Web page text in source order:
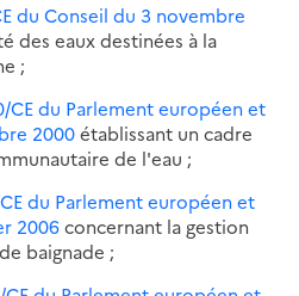
du Conseil du 3 novembre
des eaux destinées à la
;
CE du Parlement européen et
2000établissant un cadre
de l'eau ;
du Parlement européen et
2006concernant la gestion
baignade ;